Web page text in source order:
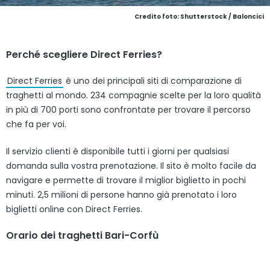
Credito foto: Shutterstock / Baloncici
Perché scegliere Direct Ferries?
Direct Ferries è uno dei principali siti di comparazione di
traghetti al mondo. 234 compagnie scelte per la loro qualità
in più di 700 porti sono confrontate per trovare il percorso
che fa per voi.
Il servizio clienti è disponibile tutti i giorni per qualsiasi
domanda sulla vostra prenotazione. Il sito è molto facile da
navigare e permette di trovare il miglior biglietto in pochi
minuti. 2,5 milioni di persone hanno già prenotato i loro
biglietti online con Direct Ferries.
Orario dei traghetti Bari-Corfù